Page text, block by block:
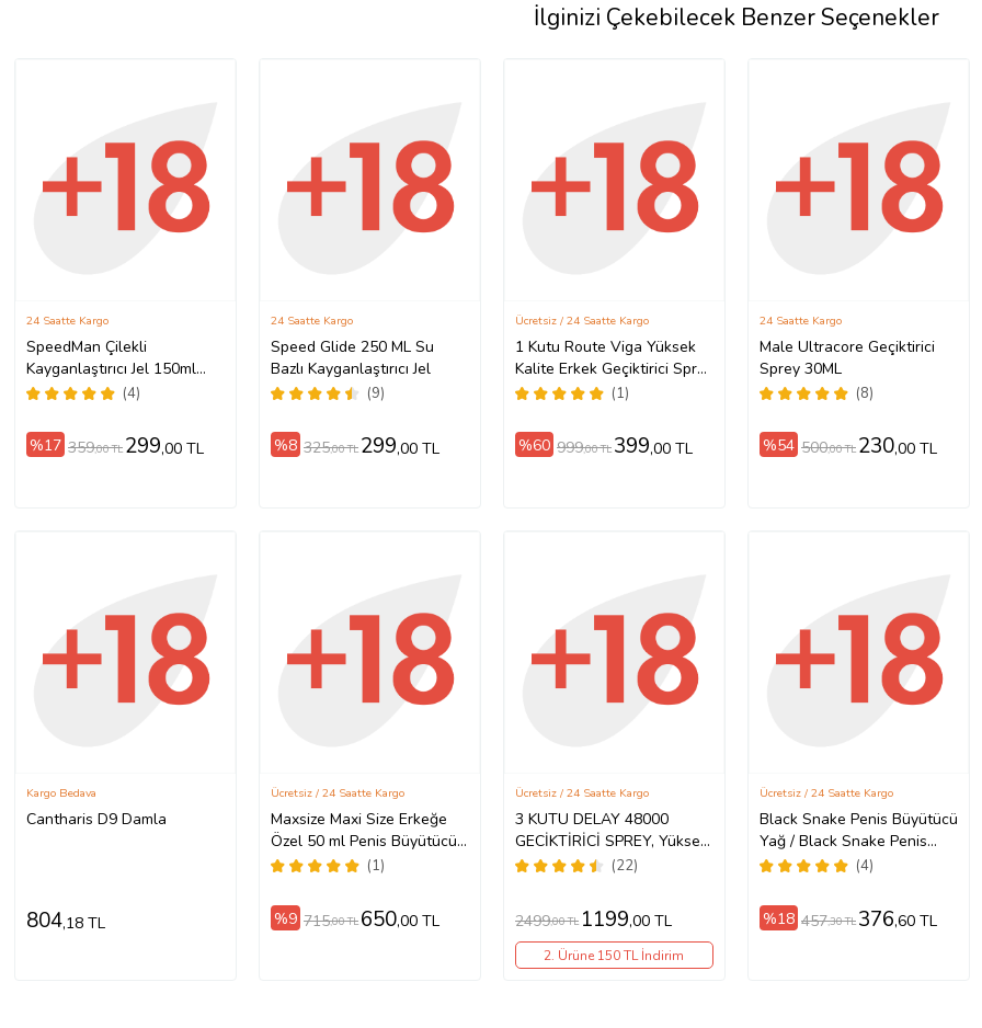
İlginizi Çekebilecek Benzer Seçenekler
SpeedMan Çilekli
Kayganlaştırıcı Jel 150ml
Uzun Süreli Etki Lubricant
(4)
24 Saatte Kargo
%17 359,00 TL 299,00 TL
Speed Glide 250 ML Su
Bazlı Kayganlaştırıcı Jel
(9)
24 Saatte Kargo
%8 325,00 TL 299,00 TL
1 Kutu Route Viga Yüksek
Kalite Erkek Geçiktirici Sprey
- Made in Germany -
Sprey - 1 Kutu 20 ML
(1)
Ücretsiz / 24 Saatte Kargo
%60 999,00 TL 399,00 TL
Male Ultracore Geçiktirici
Sprey 30ML
(8)
24 Saatte Kargo
%54 500,00 TL 230,00 TL
Cantharis D9 Damla
Kargo Bedava
804,18 TL
Maxsize Maxi Size Erkeğe
Özel 50 ml Penis Büyütücü
Kalınlaştırıcı Krem + Yanında
Erkeğe Özel Kaldırıcı
Sertleştirici Geciktirici Sprey
(1)
Ücretsiz / 24 Saatte Kargo
%9 715,00 TL 650,00 TL
3 KUTU DELAY 48000
GECİKTİRİCİ SPREY, Yüksek
Kalite Alman Menşei Delay
(22)
Ücretsiz / 24 Saatte Kargo
2499,00 TL 1199,00 TL
2. Ürüne 150 TL İndirim
Black Snake Penis Büyütücü
Yağ / Black Snake Penis
Enlarger Oil
(4)
Ücretsiz / 24 Saatte Kargo
%18 457,30 TL 376,60 TL